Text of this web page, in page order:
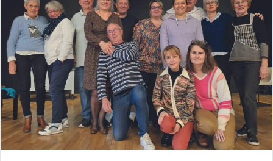
y
e
r
u
n
c
o
u
r
i